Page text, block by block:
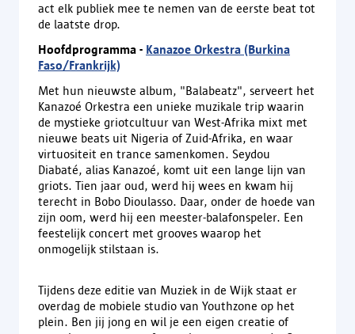
act elk publiek mee te nemen van de eerste beat tot
de laatste drop.
Hoofdprogramma - Kanazoe Orkestra (Burkina
Faso/Frankrijk)
Met hun nieuwste album, "Balabeatz", serveert het
Kanazoé Orkestra een unieke muzikale trip waarin
de mystieke griotcultuur van West-Afrika mixt met
nieuwe beats uit Nigeria of Zuid-Afrika, en waar
virtuositeit en trance samenkomen. Seydou
Diabaté, alias Kanazoé, komt uit een lange lijn van
griots. Tien jaar oud, werd hij wees en kwam hij
terecht in Bobo Dioulasso. Daar, onder de hoede van
zijn oom, werd hij een meester-balafonspeler. Een
feestelijk concert met grooves waarop het
onmogelijk stilstaan is.
Tijdens deze editie van Muziek in de Wijk staat er
overdag de mobiele studio van Youthzone op het
plein. Ben jij jong en wil je een eigen creatie of